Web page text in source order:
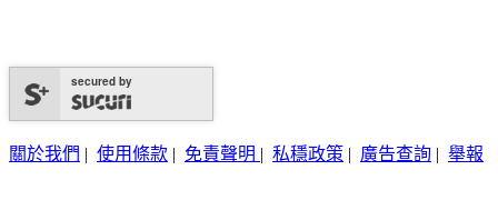
secured by
關於我們 | 使用條款 | 免責聲明 | 私穩政策 | 廣告查詢 | 舉報